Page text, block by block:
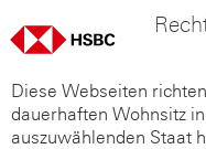
Diese Webseiten
dauerhaften Wohnsitz
auszuwählenden Staat